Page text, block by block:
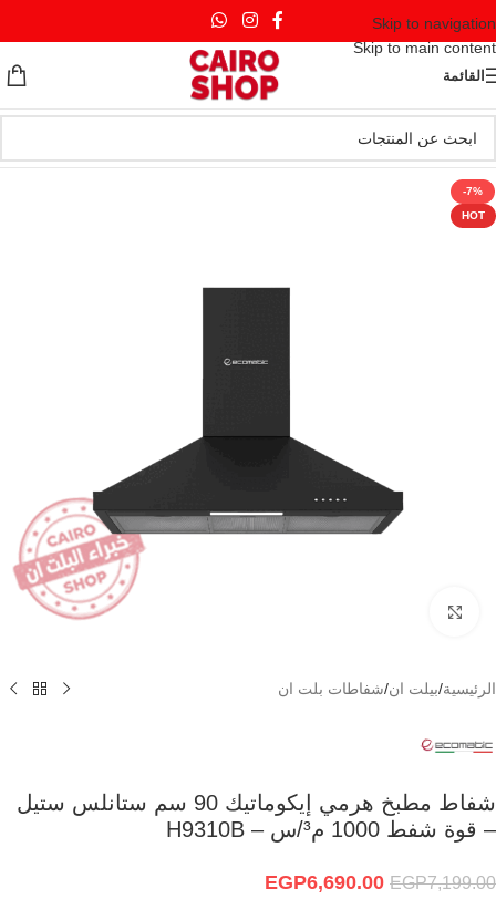
Skip to navigation
Skip to main content
القائمة
-7%
HOT
الرئيسية/بيلت ان/شفاطات بلت ان
شفاط مطبخ هرمي إيكوماتيك 90 سم ستانلس ستيل
– قوة شفط 1000 م³/س – H9310B
EGP7,199.00
EGP6,690.00